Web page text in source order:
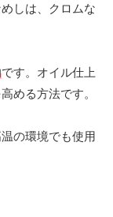
しは、クロムな
です。オイル仕上
める方法です。
の環境でも使用